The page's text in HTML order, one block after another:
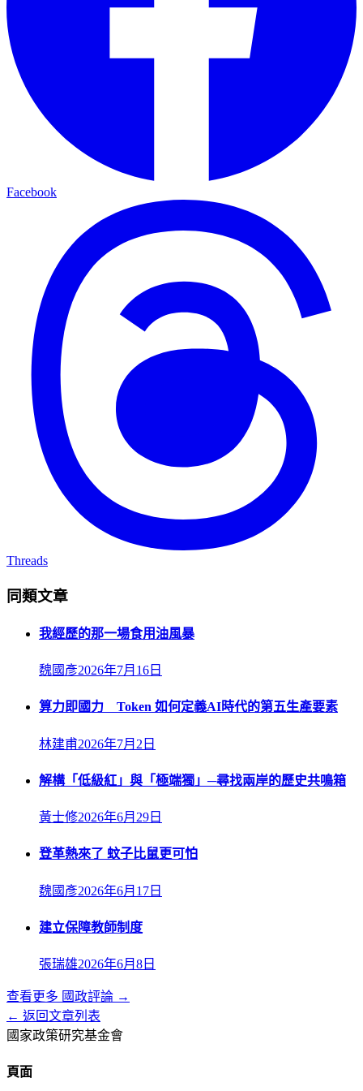
Facebook
Threads
同類文章
我經歷的那一場食用油風暴
魏國彥2026年7月16日
算力即國力 Token 如何定義AI時代的第五生產要素
林建甫2026年7月2日
解構「低級紅」與「極端獨」─尋找兩岸的歷史共鳴箱
黃士修2026年6月29日
登革熱來了 蚊子比鼠更可怕
魏國彥2026年6月17日
建立保障教師制度
張瑞雄2026年6月8日
查看更多 國政評論 →
← 返回文章列表
國家政策研究基金會
頁面